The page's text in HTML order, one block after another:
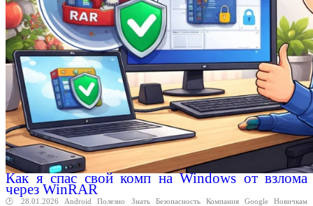
Как я спас свой комп на Windows от взлома
через WinRAR
🕑 28.01.2026 Android Полезно Знать Безопасность Компания Google
Новичкам